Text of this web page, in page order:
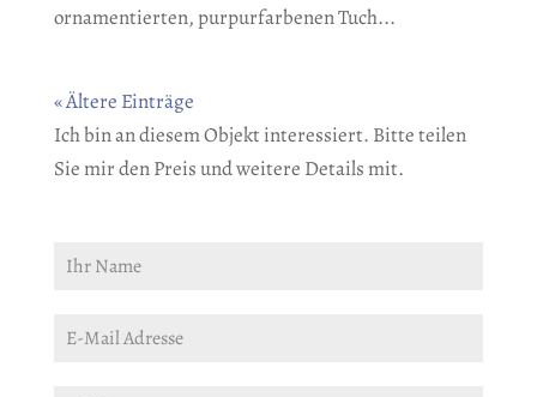
ornamentierten, purpurfarbenen Tuch...
« Ältere Einträge
Ich bin an diesem Objekt interessiert. Bitte teilen
Sie mir den Preis und weitere Details mit.